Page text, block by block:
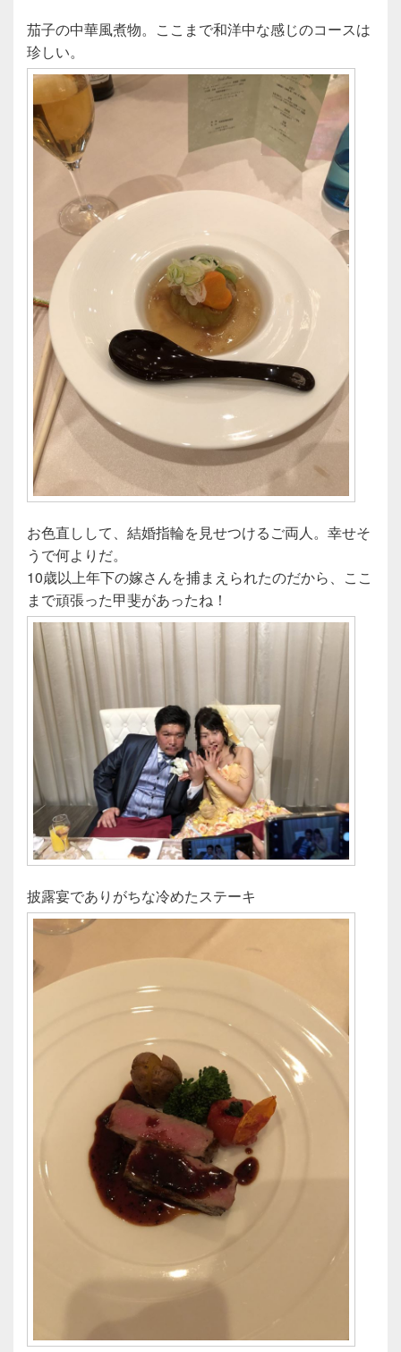
茄子の中華風煮物。ここまで和洋中な感じのコースは
珍しい。
お色直しして、結婚指輪を見せつけるご両人。幸せそ
うで何よりだ。
10歳以上年下の嫁さんを捕まえられたのだから、ここ
まで頑張った甲斐があったね！
披露宴でありがちな冷めたステーキ